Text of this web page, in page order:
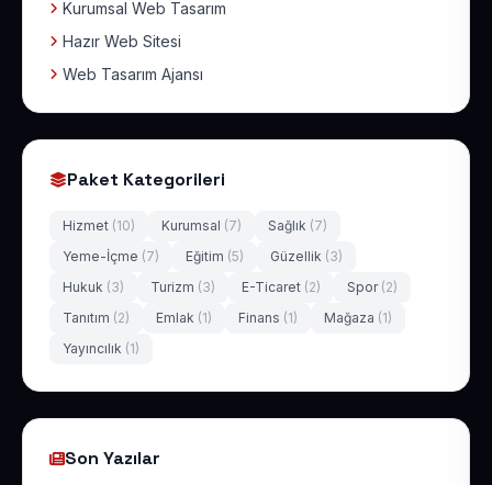
Kurumsal Web Tasarım
Hazır Web Sitesi
Web Tasarım Ajansı
Paket Kategorileri
Hizmet (10) Kurumsal (7) Sağlık (7)
Yeme-İçme (7) Eğitim (5) Güzellik (3)
Hukuk (3) Turizm (3) E-Ticaret (2) Spor (2)
Tanıtım (2) Emlak (1) Finans (1) Mağaza (1)
Yayıncılık (1)
Son Yazılar